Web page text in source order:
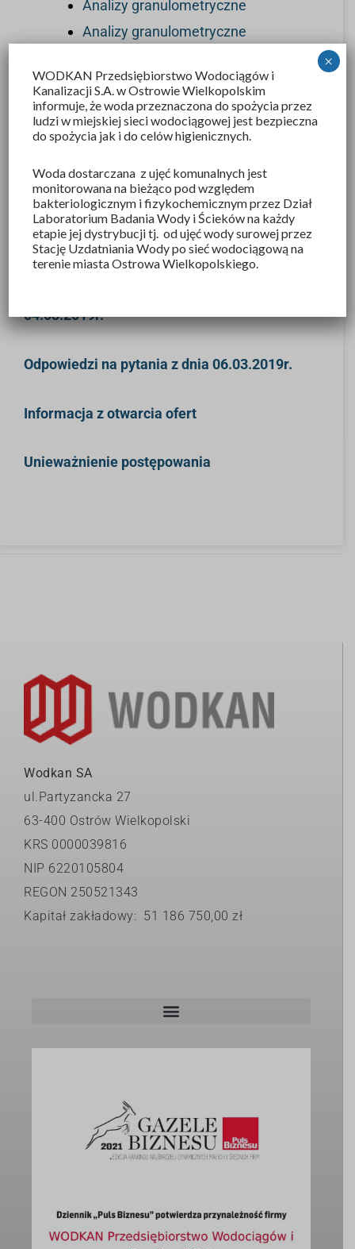
Analizy granulometryczne
Analizy granulometryczne
ia
Dokumentacja projektowa pompowni
odcieków oraz budynku odwadniania i
Dokumentacja projektowa istniejącej wiaty
osadu wysuszonego.
Dokumentacja RGNN Rabczyn
04.03.2019r.
Odpowiedzi na pytania z dnia 06.03.2019r.
Informacja z otwarcia ofert
Unieważnienie postępowania
Wodkan SA
ul.Partyzancka 27
63-400 Ostrów Wielkopolski
KRS 0000039816
NIP 6220105804
REGON 250521343
Kapitał zakładowy: 51 186 750,00 zł
WODKAN Przedsiębiorstwo Wodociągów i
Kanalizacji S.A . w Ostrowie Wielkopolskim
informuje, że woda przeznaczona do spożycia przez
ludzi w miejskiej sieci wodociągowej jest bezpieczna
do spożycia jak i do celów higienicznych.
Woda dostarczana z ujęć komunalnych jest
monitorowana na bieżąco pod względem
bakteriologicznym i fizykochemicznym przez Dział
Laboratorium Badania Wody i Ścieków na każdy
etapie jej dystrybucji tj. od ujęć wody surowej przez
Stację Uzdatniania Wody po sieć wodociągową na
terenie miasta Ostrowa Wielkopolskiego.
×